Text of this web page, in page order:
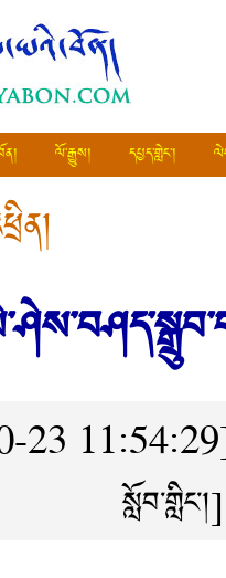
ལོ་རྒྱུས། དཔྱད་གླེང་།
23
སློབ་གླིང་།]